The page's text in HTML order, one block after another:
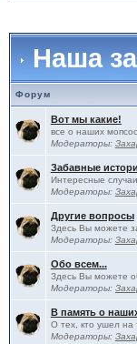
Наша
Форум
Вот мы какие!
все о наших
Модераторы:
Забавные
Интересные
Модераторы:
Другие вопросы
Здесь Вы можете
Модераторы:
Обо всем...
Здесь Вы можете
Модераторы:
В память о
О тех, кто ушел на
Модераторы: